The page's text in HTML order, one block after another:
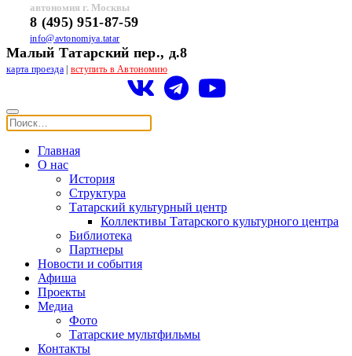
автономия г. Москвы
8 (495) 951-87-59
info@avtonomiya.tatar
Малый Татарский пер., д.8
карта проезда| вступить в Автономию
Главная
О нас
История
Структура
Татарский культурный центр
Коллективы Татарского культурного центра
Библиотека
Партнеры
Новости и события
Афиша
Проекты
Медиа
Фото
Татарские мультфильмы
Контакты